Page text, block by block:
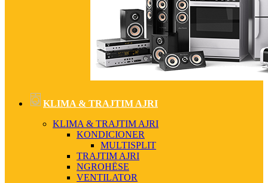
KLIMA & TRAJTIM AJRI
KLIMA & TRAJTIM AJRI
KONDICIONER
MULTISPLIT
TRAJTIM AJRI
NGROHËSE
VENTILATOR